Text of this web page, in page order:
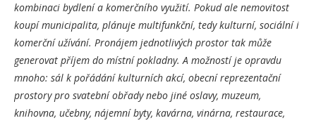
kombinaci bydlení a komerčního využití. Pokud ale nemovitost
koupí municipalita, plánuje multifunkční, tedy kulturní, sociální i
komerční užívání. Pronájem jednotlivých prostor tak může
generovat příjem do místní pokladny. A možností je opravdu
mnoho: sál k pořádání kulturních akcí, obecní reprezentační
prostory pro svatební obřady nebo jiné oslavy, muzeum,
knihovna, učebny, nájemní byty, kavárna, vinárna, restaurace,